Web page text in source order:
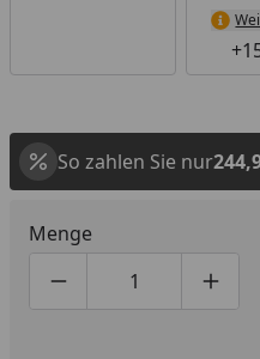
So zahlen Sie nur
Menge
Produktmenge um